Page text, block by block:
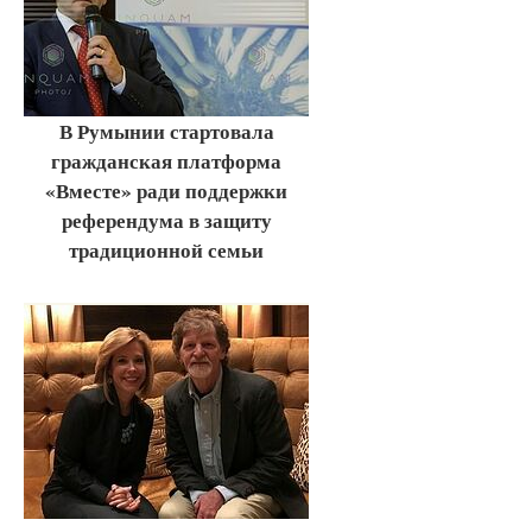
В Румынии стартовала
гражданская платформа
«Вместе» ради поддержки
референдума в защиту
традиционной семьи